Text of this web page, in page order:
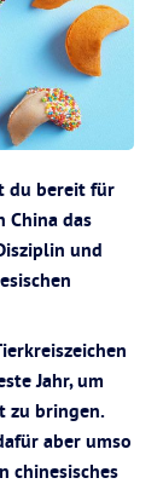
du bereit für
China das
und
Jahr, um
zu bringen.
aber umso
chinesisches